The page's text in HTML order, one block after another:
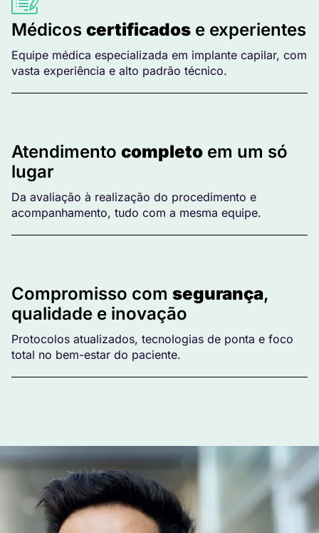
Médicos certificados e experientes
Equipe médica especializada em implante capilar, com
vasta experiência e alto padrão técnico.
Atendimento completo em um só
lugar
Da avaliação à realização do procedimento e
acompanhamento, tudo com a mesma equipe.
Compromisso com segurança,
qualidade e inovação
Protocolos atualizados, tecnologias de ponta e foco
total no bem-estar do paciente.